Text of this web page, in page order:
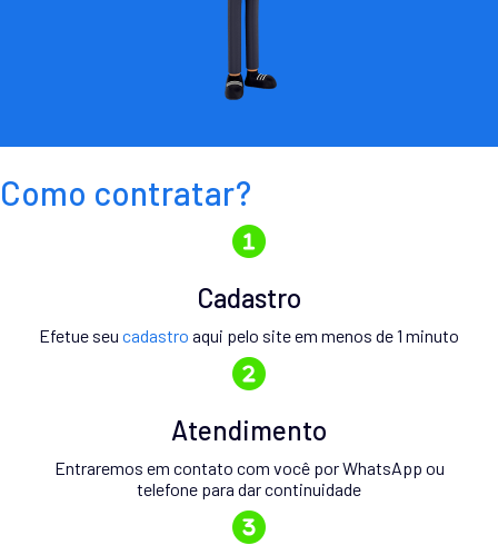
Como contratar?
Cadastro
Efetue seu cadastro aqui pelo site em menos de 1 minuto
Atendimento
Entraremos em contato com você por WhatsApp ou
telefone para dar continuidade